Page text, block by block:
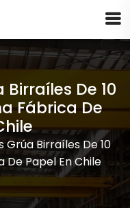
De 10
Fábrica De
Birraíles De 10
De Papel En Chile